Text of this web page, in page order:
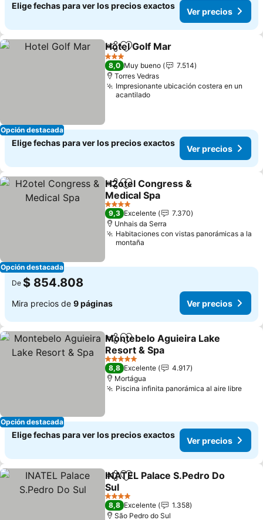
Elige fechas para ver los precios exactos
Ver precios
Opción destacada
CompartirAgregar a favoritos
Hotel Golf Mar
3 Estrellas
8,0 Muy bueno
7.514
Torres Vedras
Impresionante ubicación costera en un
acantilado
Elige fechas para ver los precios exactos
Ver precios
Opción destacada
CompartirAgregar a favoritos
H2otel Congress &
Medical Spa
4 Estrellas
9,3 Excelente
7.370
Unhais da Serra
Habitaciones con vistas panorámicas a la
montaña
De $ 854.808
Mira precios de 9 páginas Ver precios
Opción destacada
CompartirAgregar a favoritos
Montebelo Aguieira Lake
Resort & Spa
5 Estrellas
8,8 Excelente
4.917
Mortágua
Piscina infinita panorámica al aire libre
Elige fechas para ver los precios exactos
Ver precios
CompartirAgregar a favoritos
INATEL Palace S.Pedro Do
Sul
4 Estrellas
8,8 Excelente
1.358
São Pedro do Sul